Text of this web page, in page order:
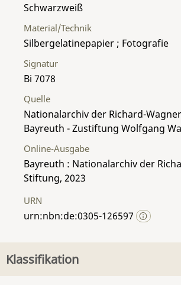
Material/Technik
Silbergelatinepapier ; Fotografie
Schwarzweiß
Signatur
Bi 7078
Quelle
Nationalarchiv der Richard-
Bayreuth - Zustiftung Wolfgang
Online-Ausgabe
Bayreuth : Nationalarchiv der
Stiftung, 2023
URN
urn:nbn:de:0305-126597
Klassifikation